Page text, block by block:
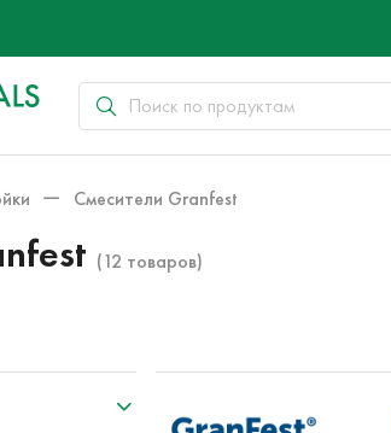
Смесители Granfest
(12 товаров)